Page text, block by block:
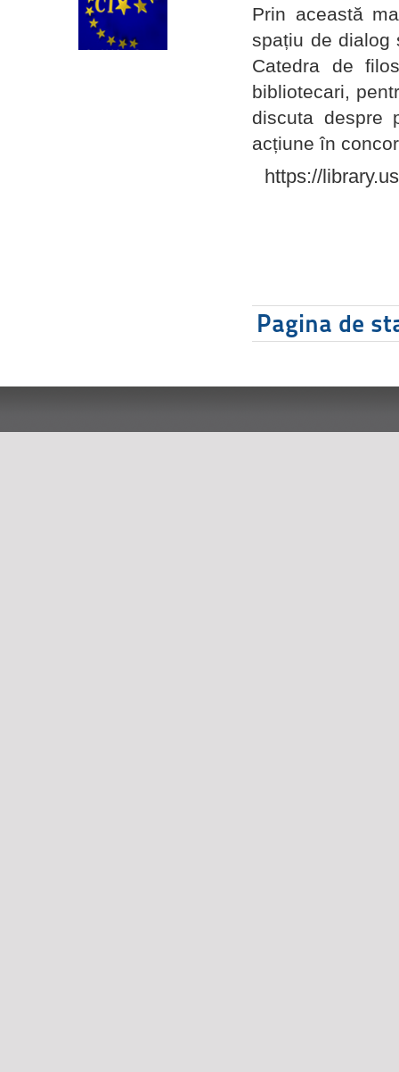
Prin această
spațiu de dialog
Catedra de
bibliotecari,
discuta despre
acțiune în
https://
Pagina de